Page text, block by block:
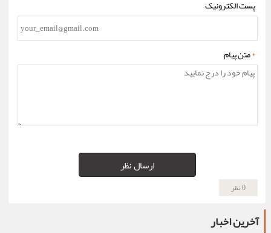
پست الکترونیک
*متن پیام
ارسال نظر
0 نظر
آخرین اخبار